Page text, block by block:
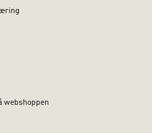
webshoppen